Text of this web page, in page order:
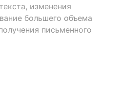
изменения
большего объема
письменного